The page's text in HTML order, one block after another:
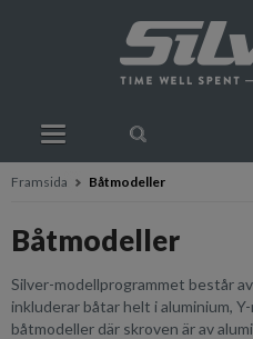
Framsida Båtmodeller
Båtmodeller
Silver-modellprogrammet består
inkluderar båtar helt i aluminium,
båtmodeller där skroven är av